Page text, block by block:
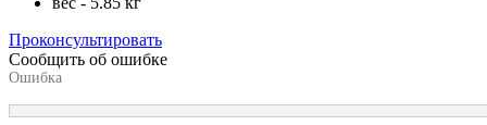
Проконсультировать
Сообщить об ошибке
Ошибка